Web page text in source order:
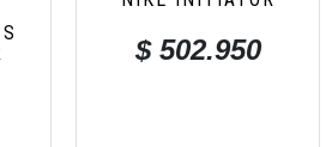
$502.950